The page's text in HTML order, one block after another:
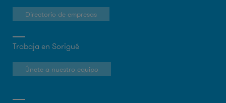
Directorio de empresas
Trabaja en Sorigué
Únete a nuestro equipo